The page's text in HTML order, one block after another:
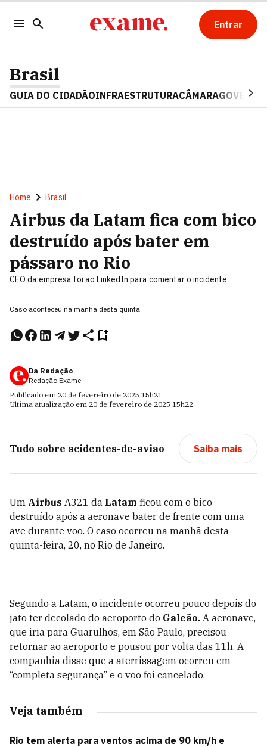
Entrar
Brasil
GUIA DO CIDADÃOINFRAESTRUTURACÂMARAGOVERNO
Home Brasil
Airbus da Latam fica com bico
destruído após bater em
pássaro no Rio
CEO da empresa foi ao LinkedIn para comentar o incidente
Caso aconteceu na manhã desta quinta
Da Redação
Redação Exame
Publicado em 20 de fevereiro de 2025 15h21.
Última atualização em 20 de fevereiro de 2025 15h22.
Tudo sobre acidentes-de-aviao Saiba mais
Um Airbus A321 da Latam ficou com o bico
destruído após a aeronave bater de frente com uma
ave durante voo. O caso ocorreu na manhã desta
quinta-feira, 20, no Rio de Janeiro.
Segundo a Latam, o incidente ocorreu pouco depois do
jato ter decolado do aeroporto do Galeão. A aeronave,
que iria para Guarulhos, em São Paulo, precisou
retornar ao aeroporto e pousou por volta das 11h. A
companhia disse que a aterrissagem ocorreu em
“completa segurança” e o voo foi cancelado.
Veja também
Rio tem alerta para ventos acima de 90 km/h e